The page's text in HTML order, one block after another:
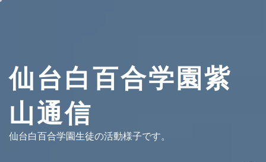
へ仙台白百合学園紫
山通信
仙台白百合学園生徒の活動様子です。